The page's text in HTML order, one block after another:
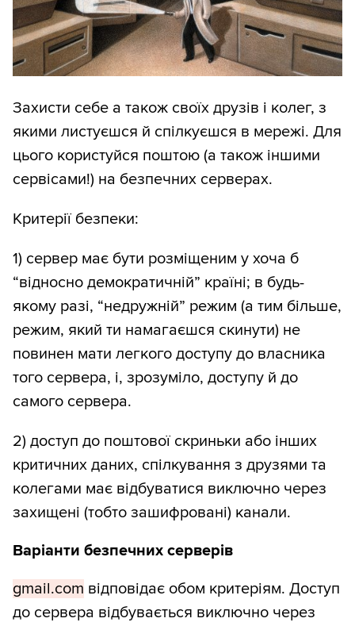
Захисти себе а також своїх друзів і колег, з
якими листуєшся й спілкуєшся в мережі. Для
цього користуйся поштою (а також іншими
сервісами!) на безпечних серверах.
Критерії безпеки:
1) сервер має бути розміщеним у хоча б
“відносно демократичній” країні; в будь-
якому разі, “недружній” режим (а тим більше,
режим, який ти намагаєшся скинути) не
повинен мати легкого доступу до власника
того сервера, і, зрозуміло, доступу й до
самого сервера.
2) доступ до поштової скриньки або інших
критичних даних, спілкування з друзями та
колегами має відбуватися виключно через
захищені (тобто зашифровані) канали.
Варіанти безпечних серверів
gmail.com відповідає обом критеріям. Доступ
до сервера відбувається виключно через